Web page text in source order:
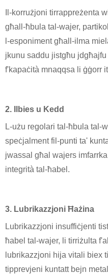
Il-korrużjoni tirrappreżenta
għall-ħbula tal-wajer,
l-esponiment għall-ilma
jkunu saddu jistgħu
f'kapaċità mnaqqsa li ġġorr
2. Ilbies u Kedd
L-użu regolari tal-ħbula tal-
speċjalment fil-punti ta'
jwassal għal wajers
integrità tal-ħabel.
3. Lubrikazzjoni Ħażina
Lubrikazzjoni insuffiċjenti
ħabel tal-wajer, li tirriżulta
lubrikazzjoni hija vitali biex
tipprevjeni kuntatt bejn